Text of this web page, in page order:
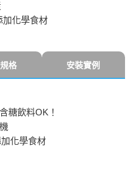
加化學食材
格 安裝實例
糖飲料OK！
化學食材